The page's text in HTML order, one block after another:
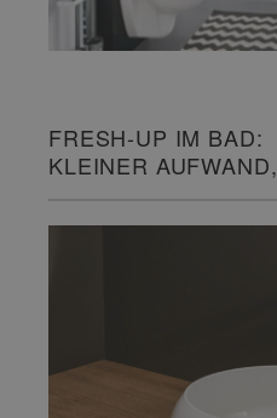
FRESH-UP IM BAD:
KLEINER AUFWAND,